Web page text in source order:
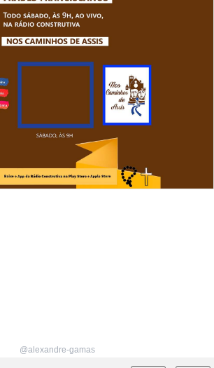
@alexandre-gamas